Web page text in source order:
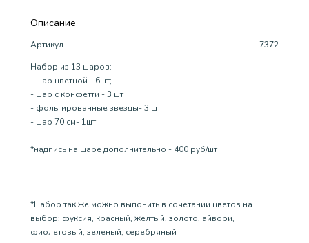
Описание
Артикул
7372
Набор из 13 шаров:
- шар цветной - 6шт;
- шар с конфетти - 3 шт
- фольгированные звезды- 3 шт
- шар 70 см- 1шт
*надпись на шаре дополнительно - 400 руб/шт
*Набор так же можно выпонить в сочетании цветов на
выбор: фуксия, красный, жёлтый, золото, айвори,
фиолетовый, зелёный, серебряный